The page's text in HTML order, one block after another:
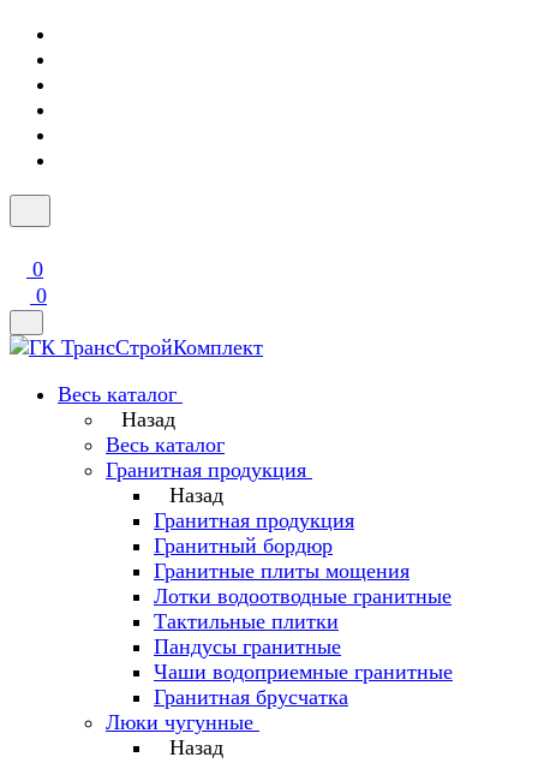
0
0
Весь каталог
Назад
Весь каталог
Гранитная продукция
Назад
Гранитная продукция
Гранитный бордюр
Гранитные плиты мощения
Лотки водоотводные гранитные
Тактильные плитки
Пандусы гранитные
Чаши водоприемные гранитные
Гранитная брусчатка
Люки чугунные
Назад